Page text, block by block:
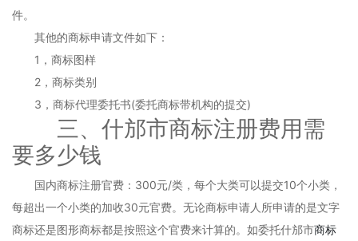
件。
其他的商标申请文件如下：
1，商标图样
2，商标类别
3，商标代理委托书(委托商标带机构的提交)
三、什邡市商标注册费用需
要多少钱
国内商标注册官费：300元/类，每个大类可以提交10个小类，
每超出一个小类的加收30元官费。无论商标申请人所申请的是文字
商标还是图形商标都是按照这个官费来计算的。如委托什邡市商标